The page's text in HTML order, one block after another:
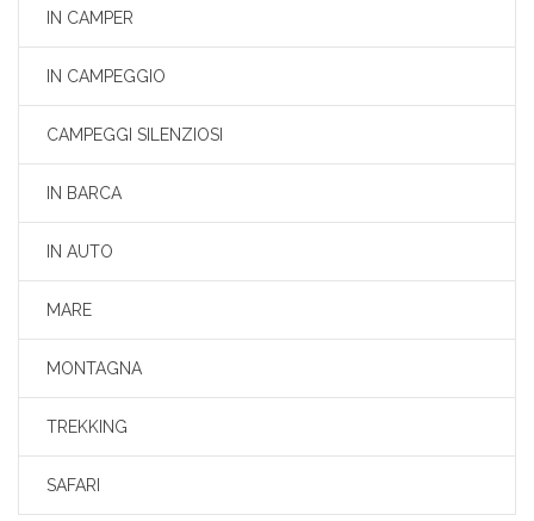
IN CAMPER
IN CAMPEGGIO
CAMPEGGI SILENZIOSI
IN BARCA
IN AUTO
MARE
MONTAGNA
TREKKING
SAFARI